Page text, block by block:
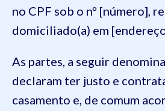
no CPF sob o nº [número],
domiciliado(a) em
As partes, a seguir
declaram ter justo e
casamento e, de comum